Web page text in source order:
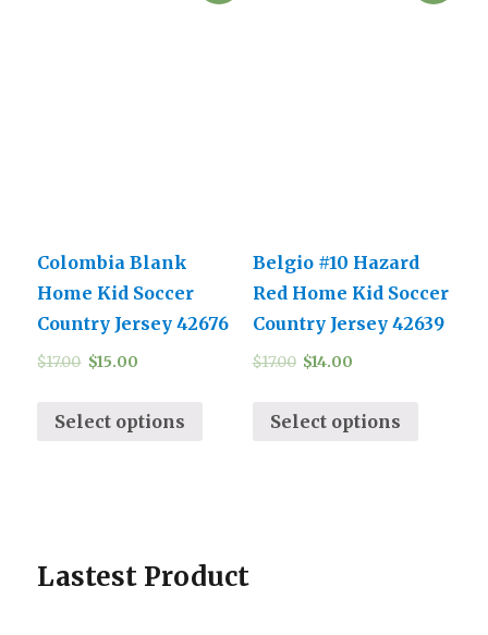
Colombia Blank
Home Kid Soccer
Country Jersey 42676
$17.00 $15.00
Select options
Belgio #10 Hazard
Red Home Kid Soccer
Country Jersey 42639
$17.00 $14.00
Select options
Lastest Product